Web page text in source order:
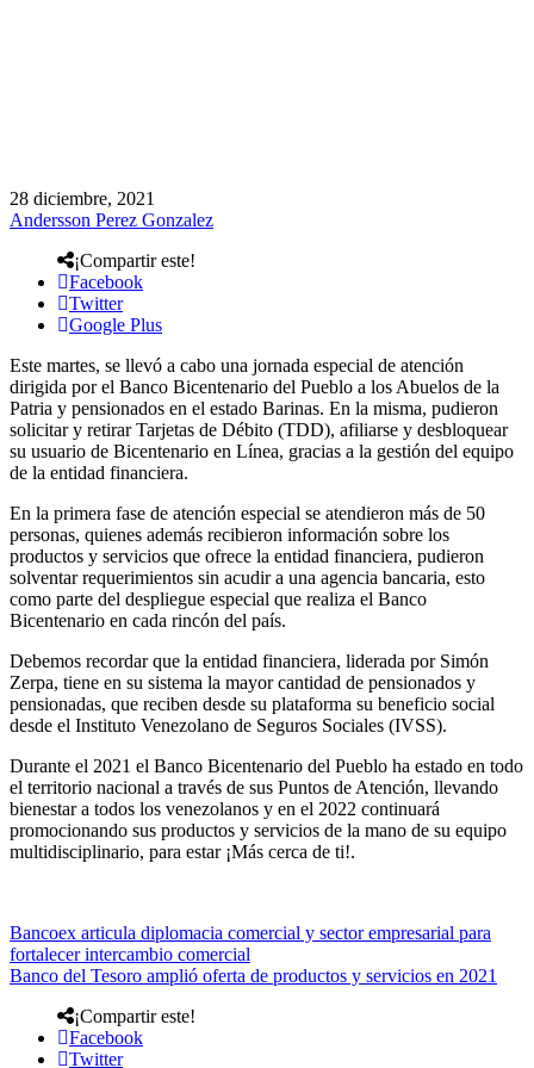
28 diciembre, 2021
Andersson Perez Gonzalez
¡Compartir este!
Facebook
Twitter
Google Plus
Este martes, se llevó a cabo una jornada especial de atención
dirigida por el Banco Bicentenario del Pueblo a los Abuelos de la
Patria y pensionados en el estado Barinas. En la misma, pudieron
solicitar y retirar Tarjetas de Débito (TDD), afiliarse y desbloquear
su usuario de Bicentenario en Línea, gracias a la gestión del equipo
de la entidad financiera.
En la primera fase de atención especial se atendieron más de 50
personas, quienes además recibieron información sobre los
productos y servicios que ofrece la entidad financiera, pudieron
solventar requerimientos sin acudir a una agencia bancaria, esto
como parte del despliegue especial que realiza el Banco
Bicentenario en cada rincón del país.
Debemos recordar que la entidad financiera, liderada por Simón
Zerpa, tiene en su sistema la mayor cantidad de pensionados y
pensionadas, que reciben desde su plataforma su beneficio social
desde el Instituto Venezolano de Seguros Sociales (IVSS).
Durante el 2021 el Banco Bicentenario del Pueblo ha estado en todo
el territorio nacional a través de sus Puntos de Atención, llevando
bienestar a todos los venezolanos y en el 2022 continuará
promocionando sus productos y servicios de la mano de su equipo
multidisciplinario, para estar ¡Más cerca de ti!.
Bancoex articula diplomacia comercial y sector empresarial para
fortalecer intercambio comercial
Banco del Tesoro amplió oferta de productos y servicios en 2021
¡Compartir este!
Facebook
Twitter